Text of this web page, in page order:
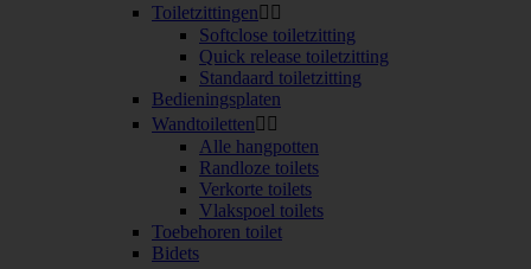
Toiletzittingen 
Softclose toiletzitting
Quick release toiletzitting
Standaard toiletzitting
Bedieningsplaten
Wandtoiletten 
Alle hangpotten
Randloze toilets
Verkorte toilets
Vlakspoel toilets
Toebehoren toilet
Bidets